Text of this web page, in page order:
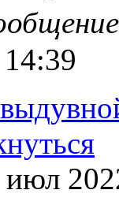
июл